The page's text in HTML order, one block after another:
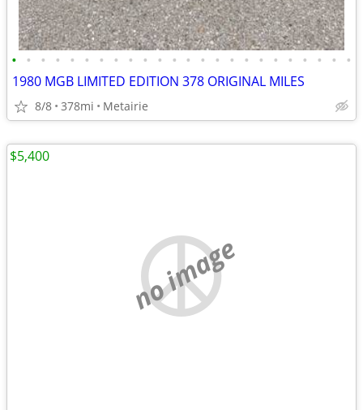
• • • • • • • • • • • • • • • • • • • • • • • •
1980 MGB LIMITED EDITION 378 ORIGINAL MILES
8/8 378mi Metairie
no image
$5,400